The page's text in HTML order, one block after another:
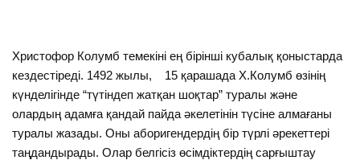
Христофор Колумб темекіні ең бірінші кубалық қоныстарда
кездестіреді. 1492 жылы, 15 қарашада Х.Колумб өзінің
күнделігінде “түтіндеп жатқан шоқтар” туралы және
олардың адамға қандай пайда әкелетінін түсіне алмағаны
туралы жазады. Оны аборигендердің бір түрлі әрекеттері
таңдандырады. Олар белгісіз өсімдіктердің сарғыштау